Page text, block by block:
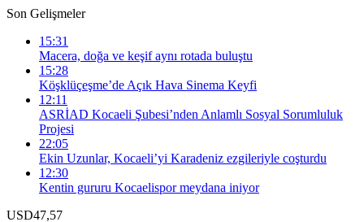
Son Gelişmeler
15:31
Macera, doğa ve keşif aynı rotada buluştu
15:28
Köşklüçeşme’de Açık Hava Sinema Keyfi
12:11
ASRİAD Kocaeli Şubesi’nden Anlamlı Sosyal Sorumluluk
Projesi
22:05
Ekin Uzunlar, Kocaeli’yi Karadeniz ezgileriyle coşturdu
12:30
Kentin gururu Kocaelispor meydana iniyor
USD47,57